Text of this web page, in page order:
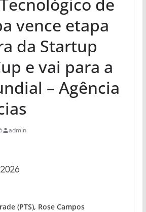
vence etapa
da Startup
e vai para a
– Agência
admin
(PTS), Rose Campos